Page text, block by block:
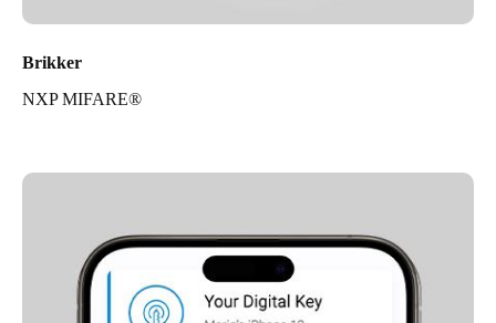
Brikker
NXP MIFARE®